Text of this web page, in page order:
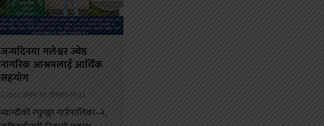
जन्मदिनमा गलेश्वर ज्येष्ठ
नागरिक आश्रमलाई आर्थिक
सहयोग
२०८३ श्रावण ११, सोमबार ०९:३३
म्याग्दीको रघुगङ्गा गाउँपालिका–२,